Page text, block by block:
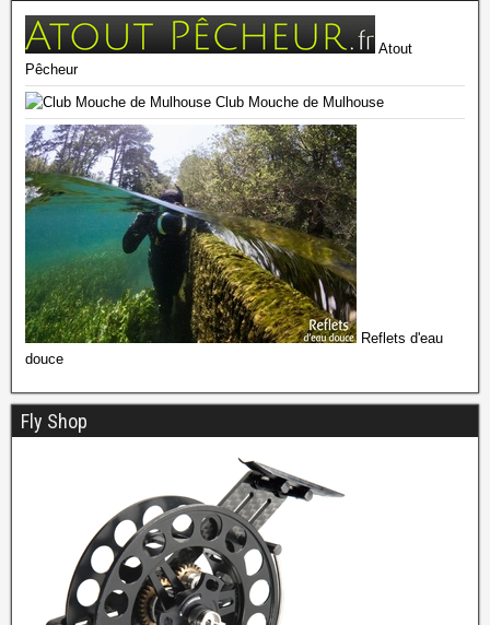
Atout
Pêcheur
Club Mouche de Mulhouse
Reflets d'eau
douce
Fly Shop